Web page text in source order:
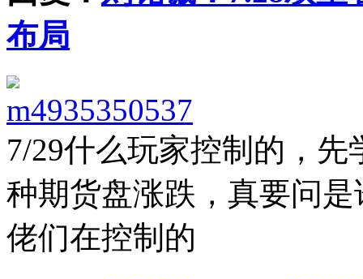
布局
m4935350537
7/29什么玩家控制的，先
种期货盘涨跌，真要问
佬们在控制的